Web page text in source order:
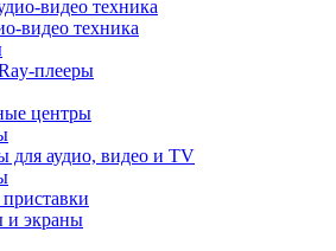
видео техника
плееры
центры
для аудио, видео и TV
и экраны